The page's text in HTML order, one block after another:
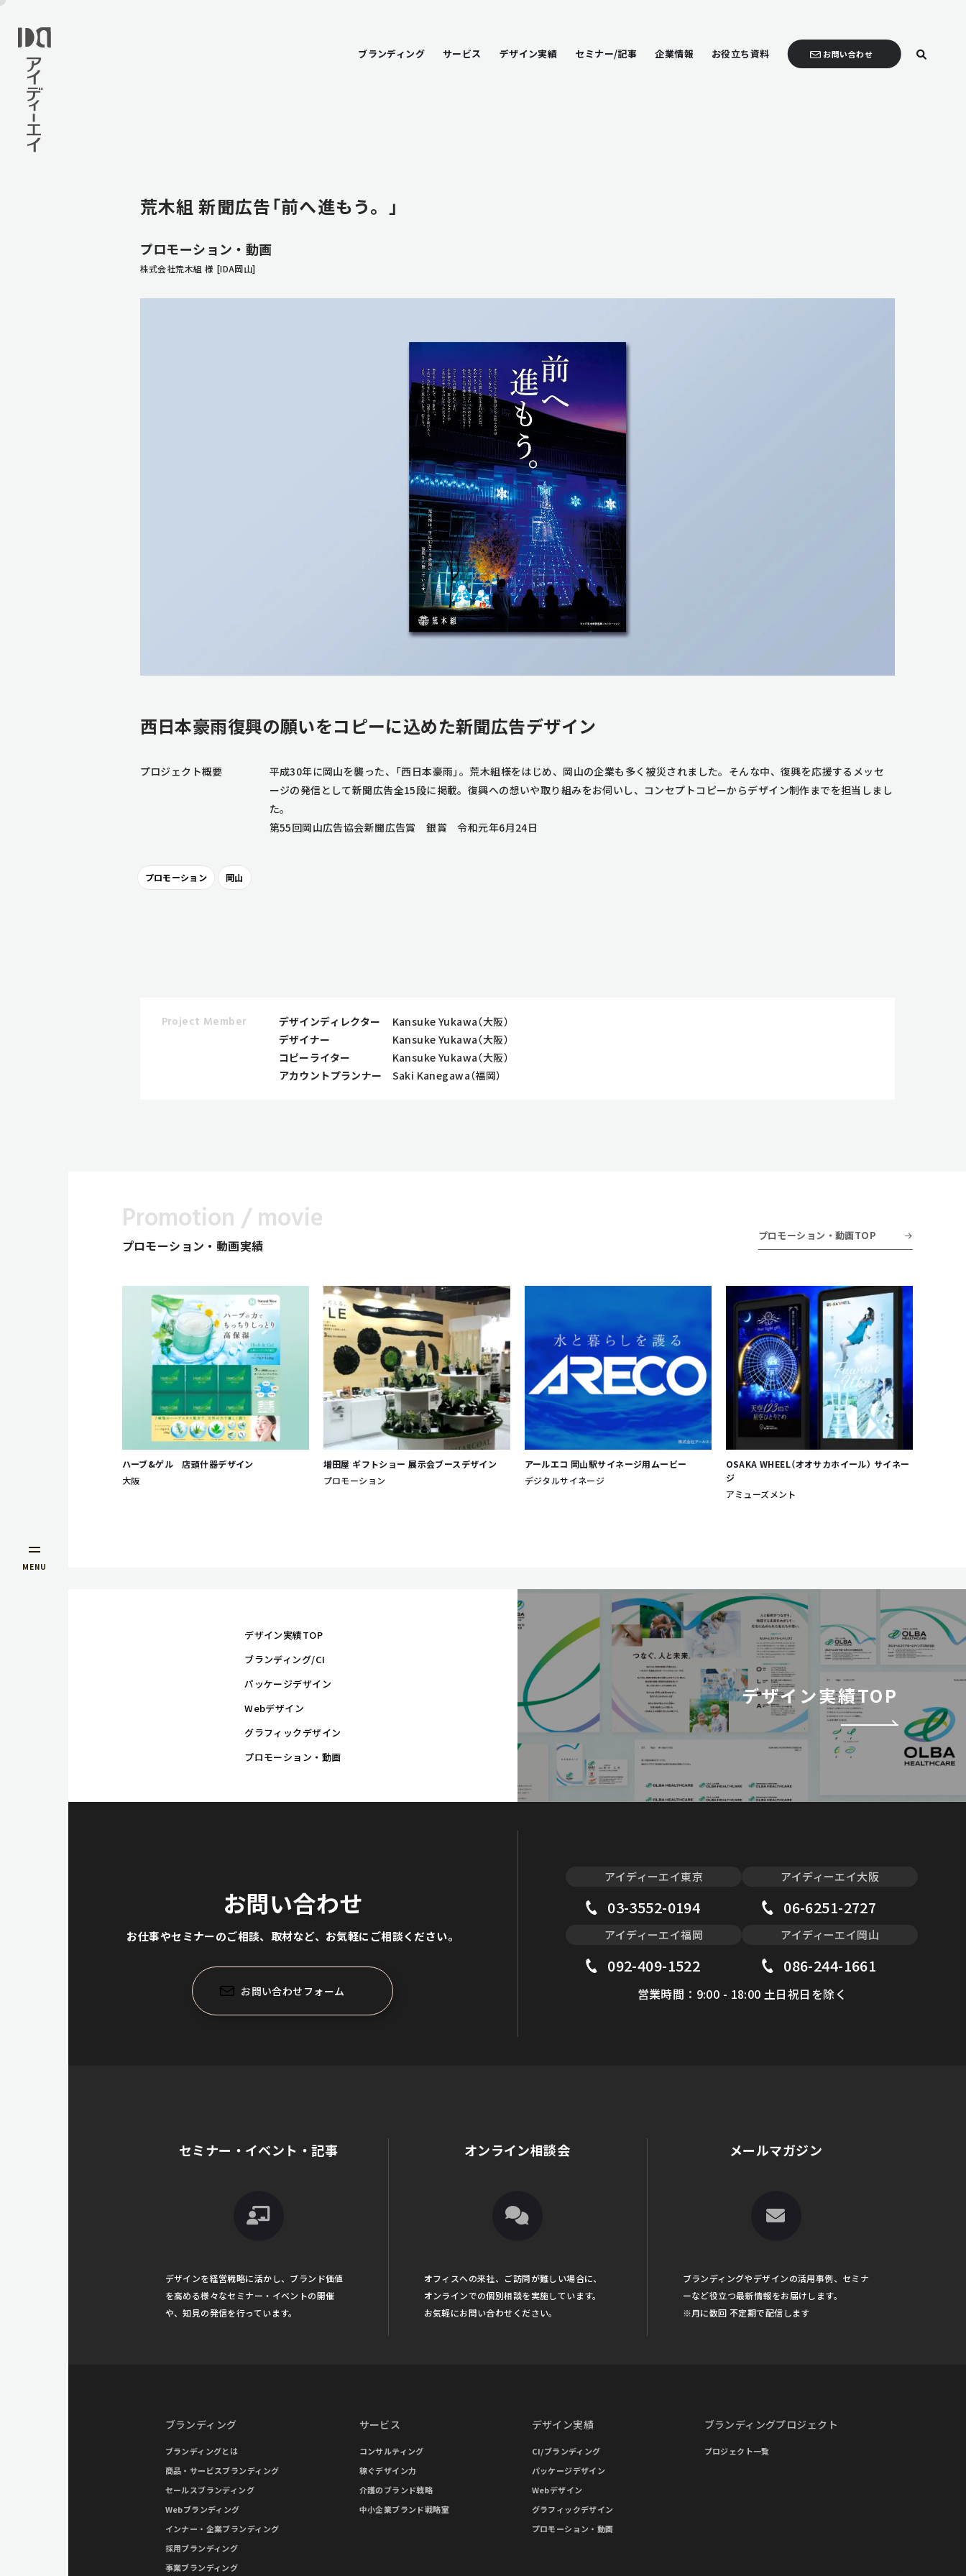
MENU
ブランディング サービス デザイン実績 セミナー/記事 企業情報 お役立ち資料 お問い合わせ
荒木組 新聞広告「前へ進もう。」
プロモーション・動画
株式会社荒木組 様 [IDA岡山]
西日本豪雨復興の願いをコピーに込めた新聞広告デザイン
プロジェクト概要
平成30年に岡山を襲った、「西日本豪雨」。荒木組様をはじめ、岡山の企業も多く被災されました。そんな中、復興を応援するメッセ
ージの発信として新聞広告全15段に掲載。復興への想いや取り組みをお伺いし、コンセプトコピーからデザイン制作までを担当しまし
た。
第55回岡山広告協会新聞広告賞 銀賞 令和元年6月24日
プロモーション 岡山
Project Member デザインディレクター
Kansuke Yukawa（大阪）
デザイナー
Kansuke Yukawa（大阪）
コピーライター
Kansuke Yukawa（大阪）
アカウントプランナー
Saki Kanegawa（福岡）
Promotion / movie
プロモーション・動画実績
プロモーション・動画TOP
ハーブ&ゲル 店頭什器デザイン
大阪
増田屋 ギフトショー 展示会ブースデザイン
プロモーション
アールエコ 岡山駅サイネージ用ムービー
デジタルサイネージ
OSAKA WHEEL（オオサカホイール） サイネー
ジ
アミューズメント
デザイン実績TOP
デザイン実績TOP
ブランディング/CI
パッケージデザイン
Webデザイン
グラフィックデザイン
プロモーション・動画
お問い合わせ
お仕事やセミナーのご相談、取材など、 お気軽にご相談ください。
お問い合わせフォーム
アイディーエイ東京
03-3552-0194
アイディーエイ大阪
06-6251-2727
アイディーエイ福岡
092-409-1522
アイディーエイ岡山
086-244-1661
営業時間：9:00 - 18:00 土日祝日を除く
セミナー・イベント・記事
デザインを経営戦略に活かし、ブランド価値
を高める様々なセミナー・イベントの開催
や、知見の発信を行っています。
オンライン相談会
オフィスへの来社、ご訪問が難しい場合に、
オンラインでの個別相談を実施しています。
お気軽にお問い合わせください。
メールマガジン
ブランディングやデザインの活用事例、セミナ
ーなど役立つ最新情報をお届けします。
※月に数回 不定期で配信します
ブランディング
ブランディングとは
商品・サービスブランディング
セールスブランディング
Webブランディング
インナー・企業ブランディング
採用ブランディング
事業ブランディング
サービス
コンサルティング
稼ぐデザイン力
介護のブランド戦略
中小企業ブランド戦略室
デザイン実績
CI/ブランディング
パッケージデザイン
Webデザイン
グラフィックデザイン
プロモーション・動画
ブランディングプロジェクト
プロジェクト一覧